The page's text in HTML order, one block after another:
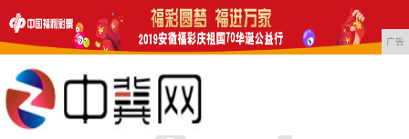
广告